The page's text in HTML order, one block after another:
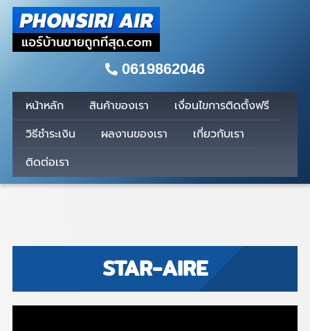
0619862046
หน้าหลัก สินค้าของเรา
เงื่อนไขการติดตั้งฟรี
วิธีชำระเงิน
ผลงานของเรา
เกี่ยวกับเรา
ติดต่อเรา
STAR-AIRE